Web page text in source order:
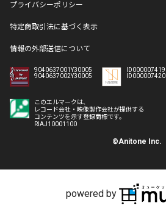
プライバシーポリシー
特定商取引法に基づく表示
情報の外部送信について
9040637001Y30005
9040637002Y30005
ID000007419
ID000007420
このエルマークは、
レコード会社・映像製作会社が提供する
コンテンツを示す登録商標です。
RIAJ10001100
©Anitone Inc.
powered by